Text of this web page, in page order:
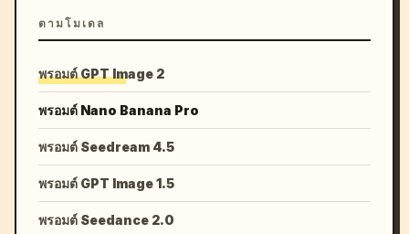
ตามโมเดล
พรอมต์ GPT Image 2
พรอมต์ Nano Banana Pro
พรอมต์ Seedream 4.5
พรอมต์ GPT Image 1.5
พรอมต์ Seedance 2.0